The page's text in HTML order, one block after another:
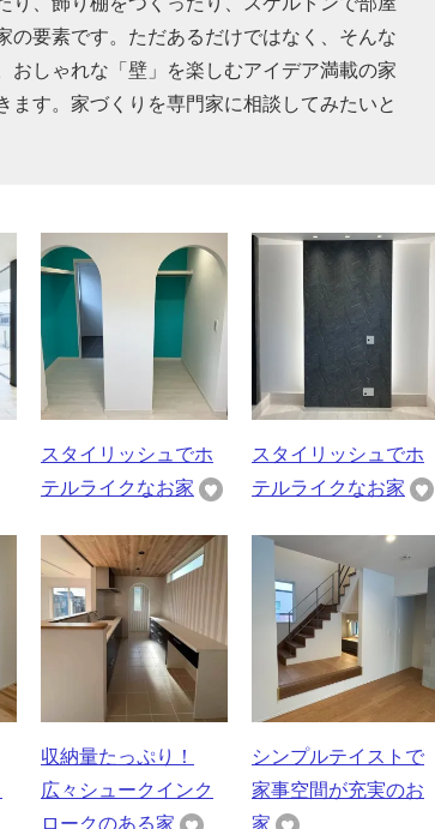
の要素です。ただあるだけではなく、そんな
おしゃれな「壁」を楽しむアイデア満載の家
す。家づくりを専門家に相談してみたいと
スタイリッシュでホ
テルライクなお家
スタイリッシュでホ
テルライクなお家
収納量たっぷり！
広々シュークインク
ロークのある家
シンプルテイストで
家事空間が充実のお
家